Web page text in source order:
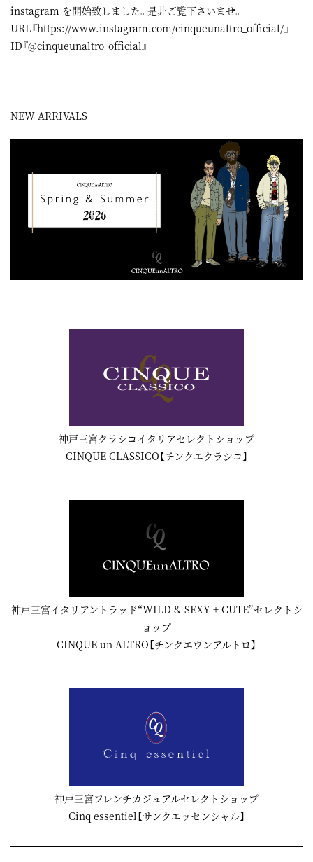
instagram を開始致しました。是非ご覧下さいませ。
URL『https://www.instagram.com/cinqueunaltro_official/』
ID『@cinqueunaltro_official』
NEW ARRIVALS
神戸三宮クラシコイタリアセレクトショップ
CINQUE CLASSICO【チンクエクラシコ】
神戸三宮イタリアントラッド“WILD & SEXY + CUTE”セレクトシ
ョップ
CINQUE un ALTRO【チンクエウンアルトロ】
神戸三宮フレンチカジュアルセレクトショップ
Cinq essentiel【サンクエッセンシャル】